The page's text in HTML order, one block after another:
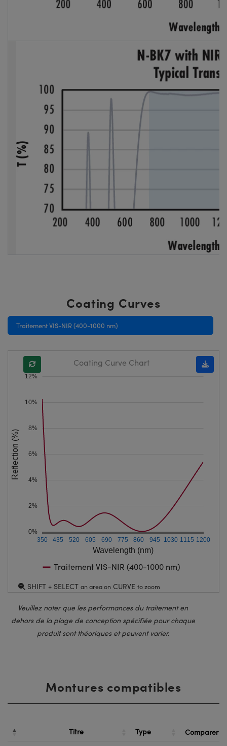
Coating Curves
Traitement VIS-NIR (400-1000 nm)
Wavelength (nm)
350 435 520 605 690 775 860 945 1030 1115 1200
0%
2%
4%
6%
8%
10%
12%
Reflection (%)
Coating Curve Chart
Traitement VIS-NIR (400-1000 nm)
SHIFT + SELECT an area on CURVE to zoom
Veuillez noter que les performances du traitement en
dehors de la plage de conception spécifiée pour chaque
produit sont théoriques et peuvent varier.
Montures compatibles
Titre Type Comparer